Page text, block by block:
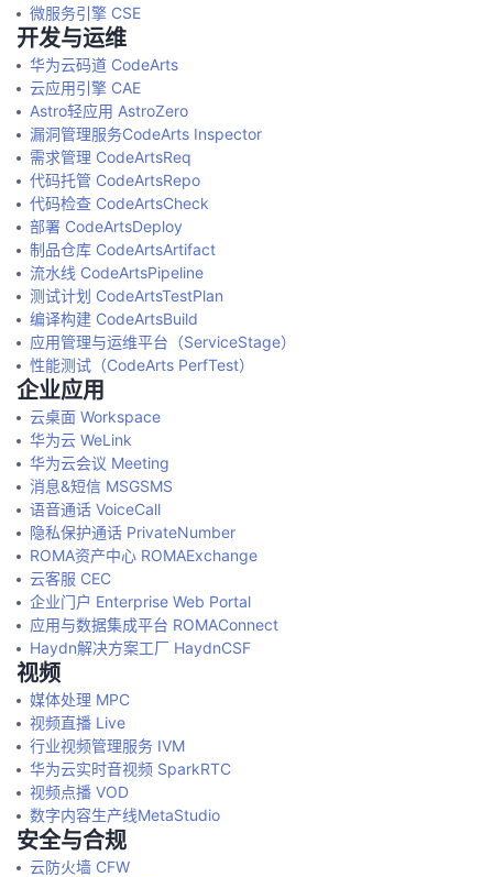
微服务引擎 CSE
开发与运维
华为云码道 CodeArts
云应用引擎 CAE
Astro轻应用 AstroZero
漏洞管理服务CodeArts Inspector
需求管理 CodeArtsReq
代码托管 CodeArtsRepo
代码检查 CodeArtsCheck
部署 CodeArtsDeploy
制品仓库 CodeArtsArtifact
流水线 CodeArtsPipeline
测试计划 CodeArtsTestPlan
编译构建 CodeArtsBuild
应用管理与运维平台（ServiceStage）
性能测试（CodeArts PerfTest）
企业应用
云桌面 Workspace
华为云 WeLink
华为云会议 Meeting
消息&短信 MSGSMS
语音通话 VoiceCall
隐私保护通话 PrivateNumber
ROMA资产中心 ROMAExchange
云客服 CEC
企业门户 Enterprise Web Portal
应用与数据集成平台 ROMAConnect
Haydn解决方案工厂 HaydnCSF
视频
媒体处理 MPC
视频直播 Live
行业视频管理服务 IVM
华为云实时音视频 SparkRTC
视频点播 VOD
数字内容生产线MetaStudio
安全与合规
云防火墙 CFW